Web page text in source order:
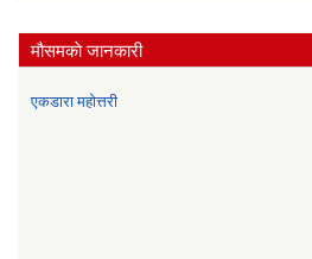
मौसमकाे जानकारी
एकडारा महोत्तरी